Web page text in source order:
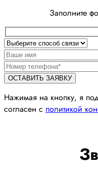
Заполните
Нажимая на кнопку, я
согласен с политикой